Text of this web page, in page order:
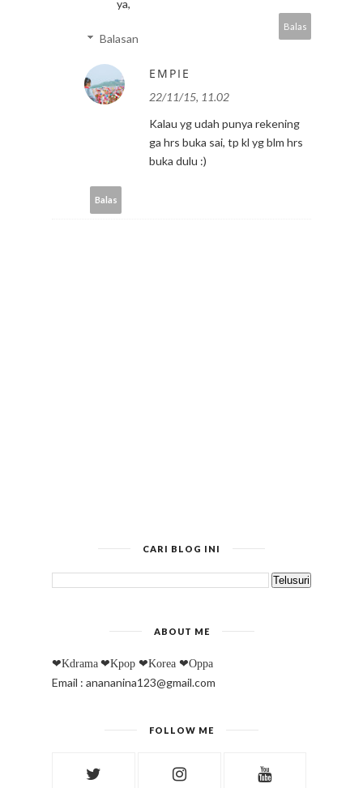
ya,
Balas
Balasan
EMPIE
22/11/15, 11.02
Kalau yg udah punya rekening
ga hrs buka sai, tp kl yg blm hrs
buka dulu :)
Balas
CARI BLOG INI
ABOUT ME
❤Kdrama ❤Kpop ❤Korea ❤Oppa
Email : anananina123@gmail.com
FOLLOW ME